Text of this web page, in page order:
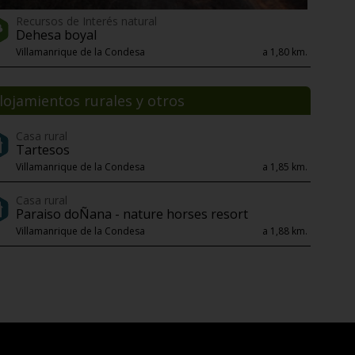
Recursos de Interés natural
Dehesa boyal
Villamanrique de la Condesa a 1,80 km.
rurales y otros
Casa rural
Tartesos
Villamanrique de la Condesa a 1,85 km.
Casa rural
Paraiso doÑana - nature horses resort
Villamanrique de la Condesa a 1,88 km.